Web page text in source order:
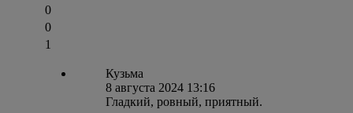
0
0
1
Кузьма
8 августа 2024 13:16
Гладкий, ровный, приятный.